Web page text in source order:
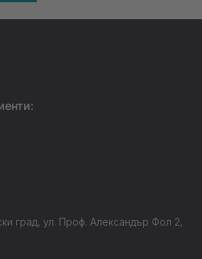
град, ул. Проф. Александър Фол 2,